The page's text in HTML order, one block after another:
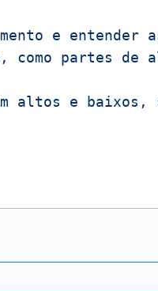
e entender
como partes de
altos e